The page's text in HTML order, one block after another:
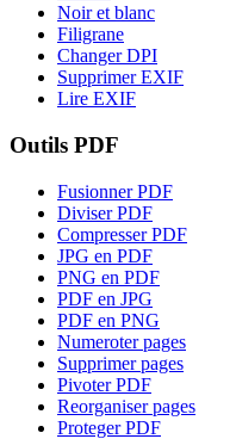
Noir et blanc
Filigrane
Changer DPI
Supprimer EXIF
Lire EXIF
Outils PDF
Fusionner PDF
Diviser PDF
Compresser PDF
JPG en PDF
PNG en PDF
PDF en JPG
PDF en PNG
Numeroter pages
Supprimer pages
Pivoter PDF
Reorganiser pages
Proteger PDF